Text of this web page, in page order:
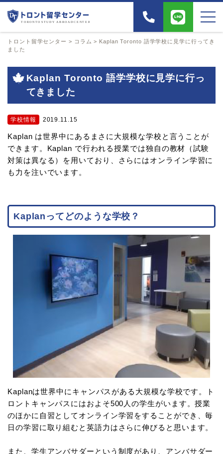
トロント留学センター > コラム > Kaplan Toronto 語学学校に見学に行ってき
ました
Kaplan Toronto 語学学校に見学に行っ
てきました
学校情報 2019.11.15
Kaplan は世界中にあるまさに大規模な学校と言うことが
できます。Kaplan で行われる授業では独自の教材（試験
対策は異なる）を用いており、さらにはオンライン学習に
も力を注いでいます。
Kaplanってどのような学校？
Kaplanは世界中にキャンパスがある大規模な学校です。ト
ロントキャンパスにはおよそ500人の学生がいます。授業
のほかに自習としてオンライン学習をすることができ、毎
日の学習に取り組むと英語力はさらに伸びると思います。
また、学生アンバサダーという制度があり、アンバサダー